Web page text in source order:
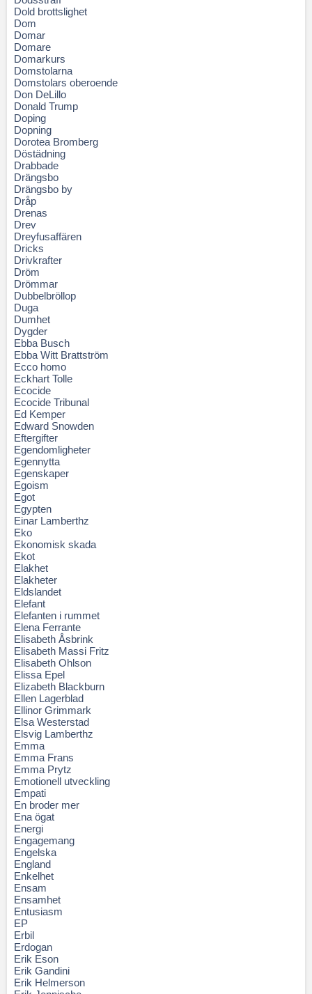
Dold brottslighet
Dom
Domar
Domare
Domarkurs
Domstolarna
Domstolars oberoende
Don DeLillo
Donald Trump
Doping
Dopning
Dorotea Bromberg
Döstädning
Drabbade
Drängsbo
Drängsbo by
Dråp
Drenas
Drev
Dreyfusaffären
Dricks
Drivkrafter
Dröm
Drömmar
Dubbelbröllop
Duga
Dumhet
Dygder
Ebba Busch
Ebba Witt Brattström
Ecco homo
Eckhart Tolle
Ecocide
Ecocide Tribunal
Ed Kemper
Edward Snowden
Eftergifter
Egendomligheter
Egennytta
Egenskaper
Egoism
Egot
Egypten
Einar Lamberthz
Eko
Ekonomisk skada
Ekot
Elakhet
Elakheter
Eldslandet
Elefant
Elefanten i rummet
Elena Ferrante
Elisabeth Åsbrink
Elisabeth Massi Fritz
Elisabeth Ohlson
Elissa Epel
Elizabeth Blackburn
Ellen Lagerblad
Ellinor Grimmark
Elsa Westerstad
Elsvig Lamberthz
Emma
Emma Frans
Emma Prytz
Emotionell utveckling
Empati
En broder mer
Ena ögat
Energi
Engagemang
Engelska
England
Enkelhet
Ensam
Ensamhet
Entusiasm
EP
Erbil
Erdogan
Erik Eson
Erik Gandini
Erik Helmerson